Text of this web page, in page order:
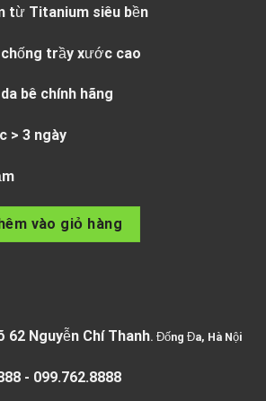
từ Titanium siêu bền
trầy xước cao
bê chính hãng
> 3 ngày
Ti Chính Hãng số lượng
vào giỏ hàng
62 Nguyễn Chí Thanh. Đống Đa, Hà Nội
- 099.762.8888